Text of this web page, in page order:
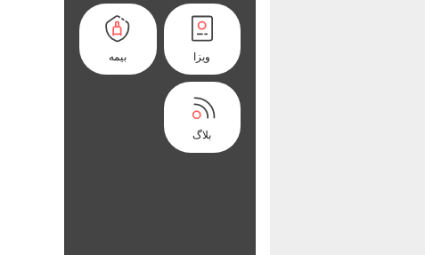
ویزا بیمه
بلاگ